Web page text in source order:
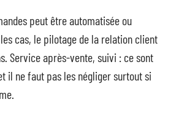
peut être automatisée ou
cas, le pilotage de la relation client
Service après-vente, suivi : ce sont
il ne faut pas les négliger surtout si